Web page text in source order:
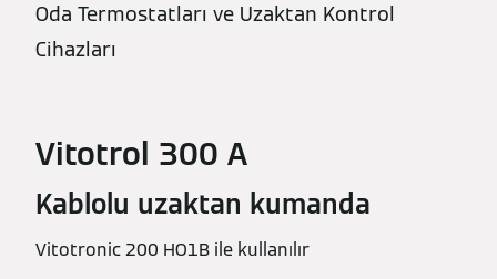
Oda Termostatları ve Uzaktan Kontrol
Cihazları
Vitotrol 300 A
Kablolu uzaktan kumanda
Vitotronic 200 HO1B ile kullanılır